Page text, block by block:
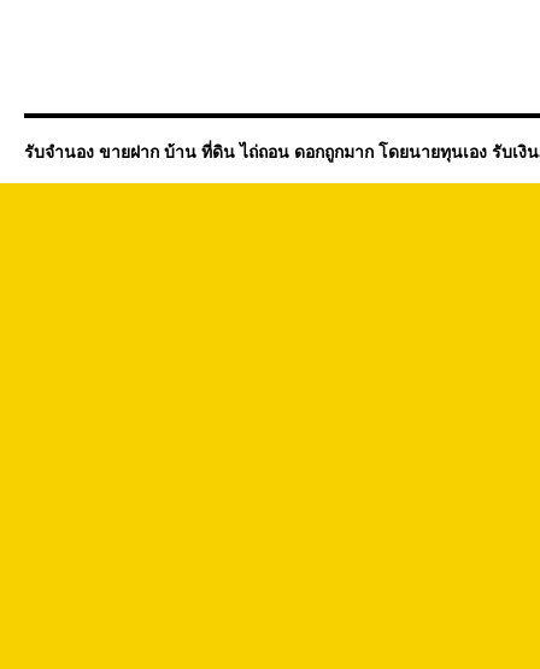
รับจำนอง ขายฝาก บ้าน ที่ดิน ไถ่ถอน ดอกถูกมาก โดยนายทุนเอง รับเงิ